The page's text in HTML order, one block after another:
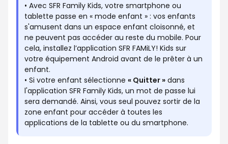
• Avec SFR Family Kids, votre smartphone ou
tablette passe en « mode enfant » : vos enfants
s'amusent dans un espace enfant cloisonné, et
ne peuvent pas accéder au reste du mobile. Pour
cela, installez l’application SFR FAMiLY! Kids sur
votre équipement Android avant de le prêter à un
enfant.
• Si votre enfant sélectionne « Quitter » dans
l'application SFR Family Kids, un mot de passe lui
sera demandé. Ainsi, vous seul pouvez sortir de la
zone enfant pour accéder à toutes les
applications de la tablette ou du smartphone.